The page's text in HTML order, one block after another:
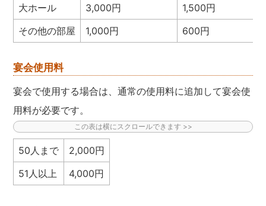
大ホール
3,000円
1,500円
その他の部屋
1,000円 600円
宴会使用料
宴会で使用する場合は、通常の使用料に追加して宴会使
用料が必要です。
50人まで
2,000円
51人以上
4,000円